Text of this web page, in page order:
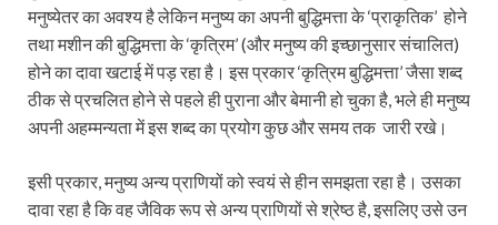
मनुष्येतर का अवश्य है लेकिन मनुष्य का अपनी बुद्धिमत्ता के ‘प्राकृतिक’ होने
तथा मशीन की बुद्धिमत्ता के ‘कृत्रिम’ (और मनुष्य की इच्छानुसार संचालित)
होने का दावा खटाई में पड़ रहा है। इस प्रकार ‘कृत्रिम बुद्धिमत्ता’ जैसा शब्द
ठीक से प्रचलित होने से पहले ही पुराना और बेमानी हो चुका है, भले ही मनुष्य
अपनी अहम्मन्यता में इस शब्द का प्रयोग कुछ और समय तक जारी रखे।
इसी प्रकार, मनुष्य अन्य प्राणियों को स्वयं से हीन समझता रहा है। उसका
दावा रहा है कि वह जैविक रूप से अन्य प्राणियों से श्रेष्ठ है, इसलिए उसे उन